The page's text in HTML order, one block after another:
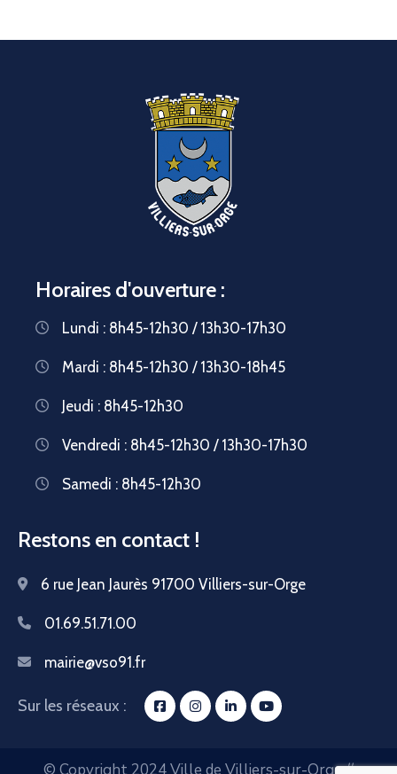
Horaires d'ouverture :
Lundi : 8h45-12h30 / 13h30-17h30
Mardi : 8h45-12h30 / 13h30-18h45
Jeudi : 8h45-12h30
Vendredi : 8h45-12h30 / 13h30-17h30
Samedi : 8h45-12h30
Restons en contact !
6 rue Jean Jaurès 91700 Villiers-sur-Orge
01.69.51.71.00
mairie@vso91.fr
Sur les réseaux :
© Copyright 2024 Ville de Villiers-sur-Orge //